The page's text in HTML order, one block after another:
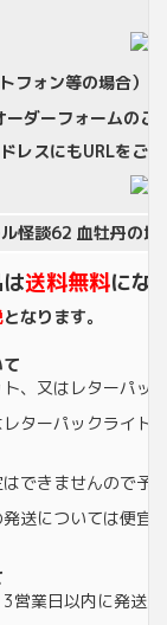
フォン等の場合）
ーダーフォームのご
レスにもURLをご
ル怪談62 血牡丹
送料無料にな
となります。
、又はレターパッ
ターパックライト
できませんので予
送については便宜
営業日以内に発送